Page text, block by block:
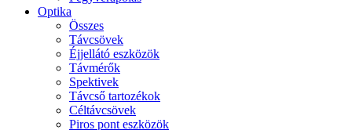
Optika
Összes
Távcsövek
Éjjellátó eszközök
Távmérők
Spektivek
Távcső tartozékok
Céltávcsövek
Piros pont eszközök